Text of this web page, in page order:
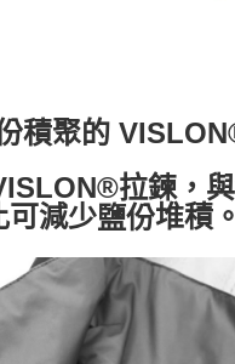
積聚的
拉鍊，
可減少鹽份堆積。